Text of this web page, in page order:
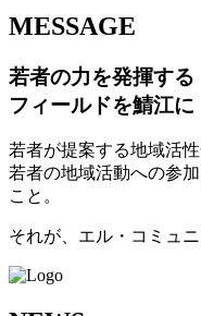
MESSAGE
若者の力を発揮する
フィールドを鯖江に
若者が提案する地域活
若者の地域活動への参
こと。
それが、エル・コミュニ